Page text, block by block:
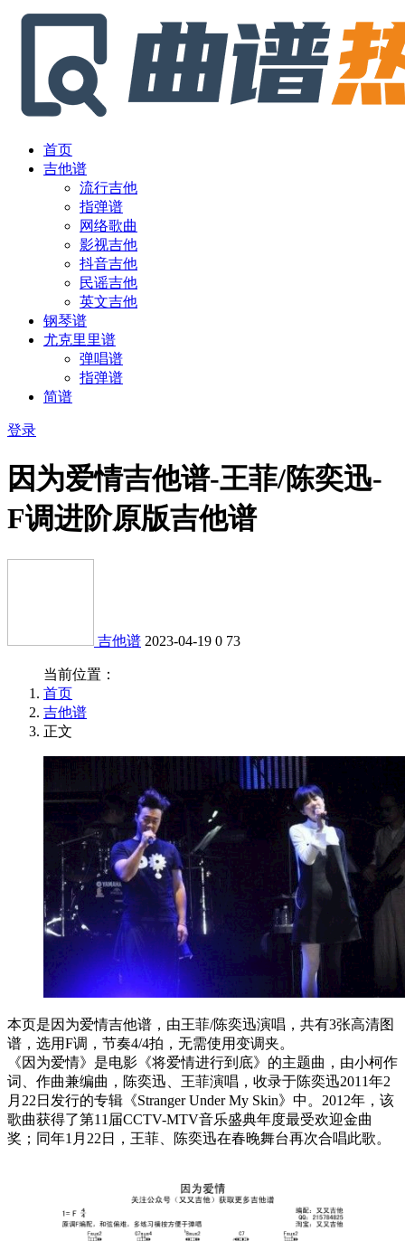
首页
吉他谱
流行吉他
指弹谱
网络歌曲
影视吉他
抖音吉他
民谣吉他
英文吉他
钢琴谱
尤克里里谱
弹唱谱
指弹谱
简谱
登录
因为爱情吉他谱-王菲/陈奕迅-
F调进阶原版吉他谱
吉他谱 2023-04-19 0 73
当前位置：
首页
吉他谱
正文
本页是因为爱情吉他谱，由王菲/陈奕迅演唱，共有3张高清图
谱，选用F调，节奏4/4拍，无需使用变调夹。
《因为爱情》是电影《将爱情进行到底》的主题曲，由小柯作
词、作曲兼编曲，陈奕迅、王菲演唱，收录于陈奕迅2011年2
月22日发行的专辑《Stranger Under My Skin》中。2012年，该
歌曲获得了第11届CCTV-MTV音乐盛典年度最受欢迎金曲
奖；同年1月22日，王菲、陈奕迅在春晚舞台再次合唱此歌。